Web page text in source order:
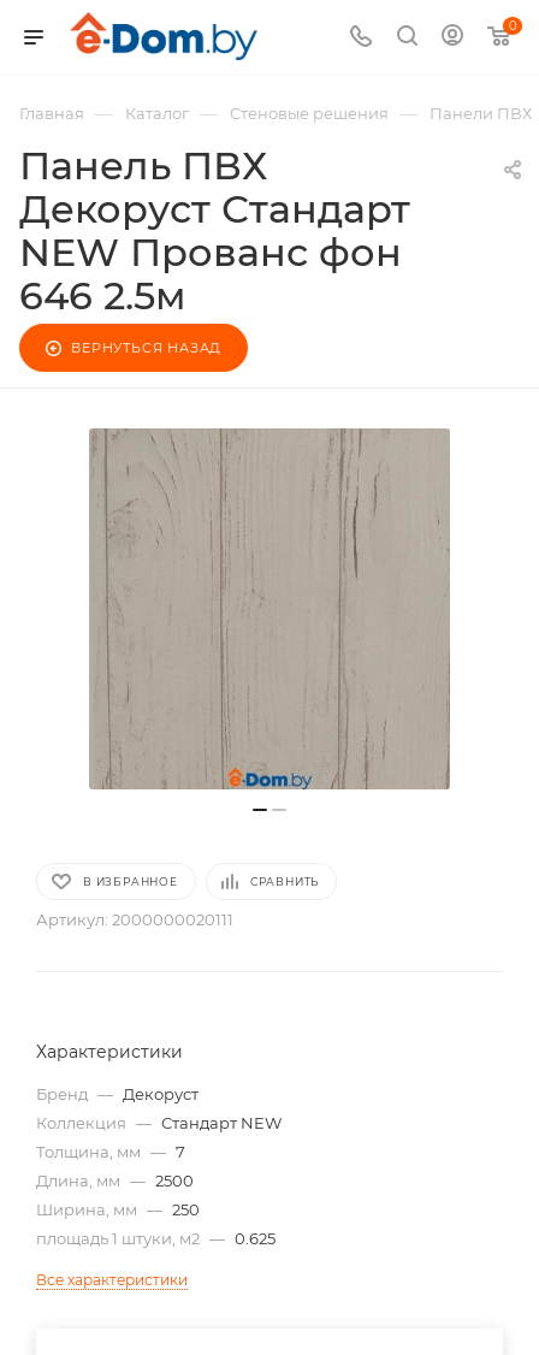
0
Главная — Каталог — Стеновые решения — Панели ПВХ
Панель ПВХ
Декоруст Стандарт
NEW Прованс фон
646 2.5м
ВЕРНУТЬСЯ НАЗАД
В ИЗБРАННОЕ СРАВНИТЬ
Артикул: 2000000020111
Характеристики
Бренд — Декоруст
Коллекция — Стандарт NEW
Толщина, мм — 7
Длина, мм — 2500
Ширина, мм — 250
площадь 1 штуки, м2 — 0.625
Все характеристики